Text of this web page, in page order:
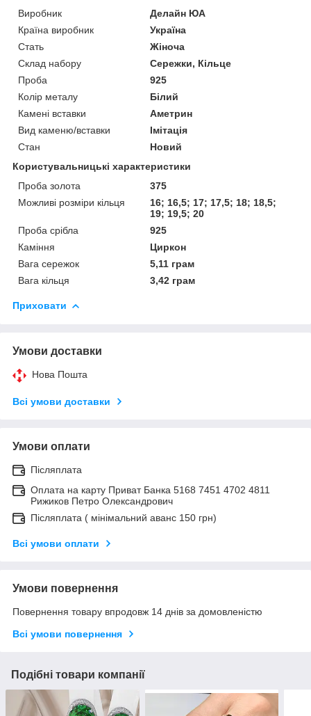
Виробник
Делайн ЮА
Країна виробник
Україна
Стать
Жіноча
Склад набору
Сережки, Кільце
Проба
925
Колір металу
Білий
Камені вставки
Аметрин
Вид каменю/вставки
Імітація
Стан
Новий
Користувальницькі характеристики
Проба золота
375
Можливі розміри кільця
16; 16,5; 17; 17,5; 18; 18,5;
19; 19,5; 20
Проба срібла
925
Каміння
Циркон
Вага сережок
5,11 грам
Вага кільця
3,42 грам
Приховати
Умови доставки
Нова Пошта
Всі умови доставки
Умови оплати
Післяплата
Оплата на карту Приват Банка 5168 7451 4702 4811
Рижиков Петро Олександрович
Післяплата ( мінімальний аванс 150 грн)
Всі умови оплати
Умови повернення
Повернення товару впродовж 14 днів за домовленістю
Всі умови повернення
Подібні товари компанії